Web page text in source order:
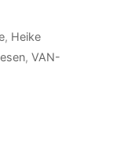
, Heike
, VAN-